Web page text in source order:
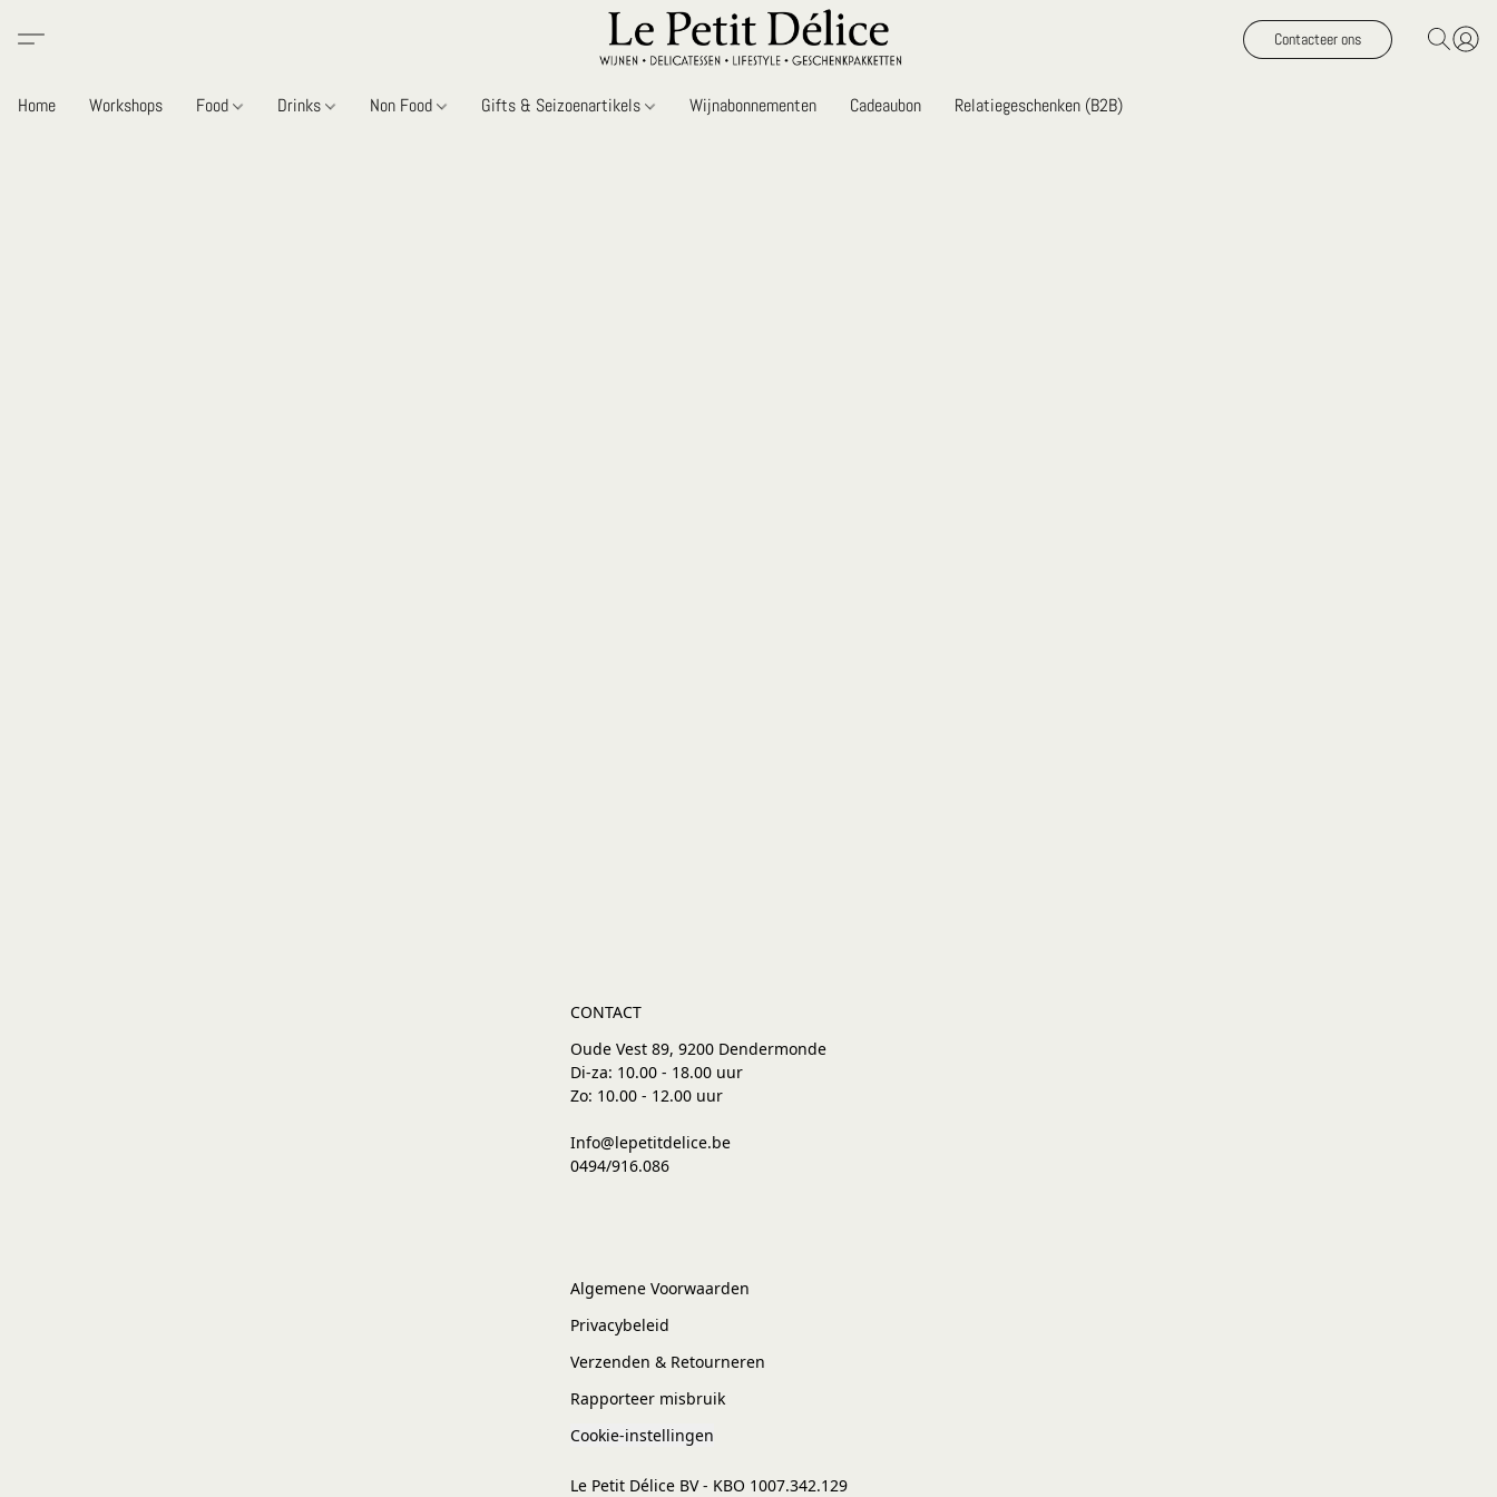
Contacteer ons
Home Workshops Food Drinks Non Food Gifts & Seizoenartikels Wijnabonnementen Cadeaubon Relatiegeschenken (B2B)
CONTACT
Oude Vest 89, 9200 Dendermonde
Di-za: 10.00 - 18.00 uur
Zo: 10.00 - 12.00 uur
Info@lepetitdelice.be
0494/916.086
Algemene Voorwaarden
Privacybeleid
Verzenden & Retourneren
Rapporteer misbruik
Cookie-instellingen
Le Petit Délice BV - KBO 1007.342.129